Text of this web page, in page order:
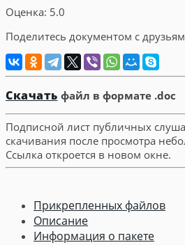
Оценка: 5.0
Поделитесь документом с
Скачать файл в формате .doc
Подписной лист публичных
скачивания после просмотра
Ссылка откроется в новом окне.
Прикрепленных файлов
Описание
Информация о пакете